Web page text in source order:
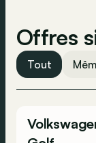
Offres
Tout